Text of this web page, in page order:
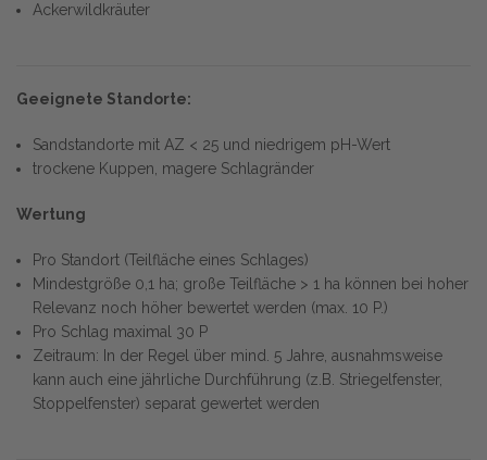
Ackerwildkräuter
Geeignete Standorte:
Sandstandorte mit AZ < 25 und niedrigem pH-Wert
trockene Kuppen, magere Schlagränder
Wertung
Pro Standort (Teilfläche eines Schlages)
Mindestgröße 0,1 ha; große Teilfläche > 1 ha können bei hoher
Relevanz noch höher bewertet werden (max. 10 P.)
Pro Schlag maximal 30 P
Zeitraum: In der Regel über mind. 5 Jahre, ausnahmsweise
kann auch eine jährliche Durchführung (z.B. Striegelfenster,
Stoppelfenster) separat gewertet werden